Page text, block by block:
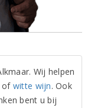
Wij helpen
of witte wijn. Ook
bent u bij